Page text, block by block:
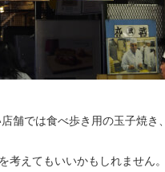
舗では食べ歩き用の玉子焼き
えてもいいかもしれません。